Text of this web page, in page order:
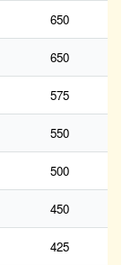
650
650
575
550
500
450
425